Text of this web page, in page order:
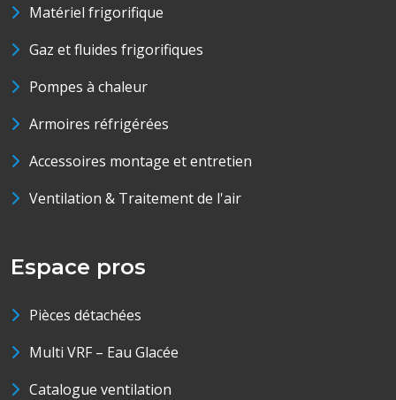
Matériel frigorifique
Gaz et fluides frigorifiques
Pompes à chaleur
Armoires réfrigérées
Accessoires montage et entretien
Ventilation & Traitement de l'air
Espace pros
Pièces détachées
Multi VRF – Eau Glacée
Catalogue ventilation